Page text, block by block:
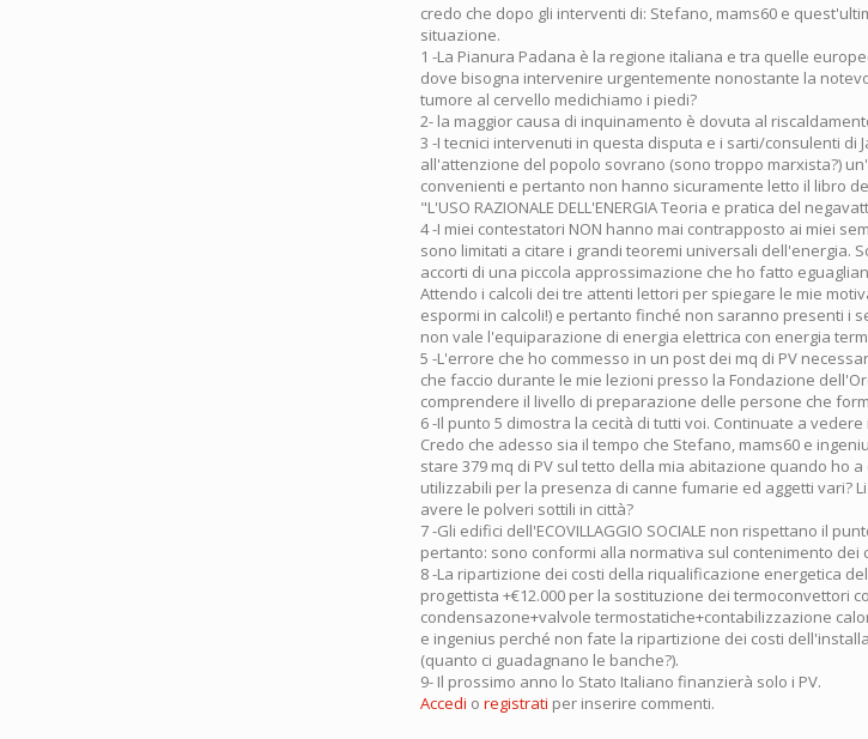
credo che dopo gli interventi di: Stefano, mams60 e
situazione.
1 -La Pianura Padana è la regione italiana e tra quelle
dove bisogna intervenire urgentemente nonostante la
tumore al cervello medichiamo i piedi?
2- la maggior causa di inquinamento è dovuta al
3 -I tecnici intervenuti in questa disputa e i sarti/consulenti di
all'attenzione del popolo sovrano (sono troppo marxista?)
convenienti e pertanto non hanno sicuramente letto il libro
"L'USO RAZIONALE DELL'ENERGIA Teoria e pratica del
4 -I miei contestatori NON hanno mai contrapposto ai miei
sono limitati a citare i grandi teoremi universali dell'energia.
accorti di una piccola approssimazione che ho fatto
Attendo i calcoli dei tre attenti lettori per spiegare le mie
espormi in calcoli!) e pertanto finché non saranno presenti i
non vale l'equiparazione di energia elettrica con energia
5 -L'errore che ho commesso in un post dei mq di PV
che faccio durante le mie lezioni presso la Fondazione
comprendere il livello di preparazione delle persone che
6 -Il punto 5 dimostra la cecità di tutti voi. Continuate a
Credo che adesso sia il tempo che Stefano, mams60 e
stare 379 mq di PV sul tetto della mia abitazione quando ho
utilizzabili per la presenza di canne fumarie ed aggetti vari?
avere le polveri sottili in città?
7 -Gli edifici dell'ECOVILLAGGIO SOCIALE non rispettano il
pertanto: sono conformi alla normativa sul contenimento dei
8 -La ripartizione dei costi della riqualificazione energetica
progettista +€12.000 per la sostituzione dei termoconvettori
condensazone+valvole termostatiche+contabilizzazione
e ingenius perché non fate la ripartizione dei costi
(quanto ci guadagnano le banche?).
9- Il prossimo anno lo Stato Italiano finanzierà solo i PV.
Accedi o registrati per inserire commenti.